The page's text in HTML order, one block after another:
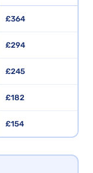
£364
£294
£245
£182
£154